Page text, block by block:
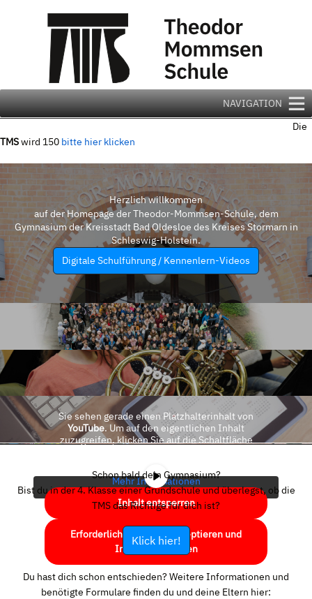
NAVIGATION
Die
TMSwird 150 bitte hier klicken
Herzlich willkommen
auf der Homepage der Theodor-Mommsen-Schule, dem
Gymnasium der Kreisstadt Bad Oldesloe des Kreises Stormarn in
Schleswig-Holstein.
Digitale Schulführung / Kennenlern-Videos
Sie sehen gerade einen Platzhalterinhalt von
YouTube. Um auf den eigentlichen Inhalt
zuzugreifen, klicken Sie auf die Schaltfläche
Mehr Informationen
Inhalt entsperren
Erforderlichen Service akzeptieren und
Inhalte entsperren
Schon bald dein Gymnasium?
Bist du in der 4. Klasse einer Grundschule und überlegst, ob die
TMS das Richtige für dich ist?
Klick hier!
Du hast dich schon entschieden? Weitere Informationen und
benötigte Formulare finden du und deine Eltern hier: